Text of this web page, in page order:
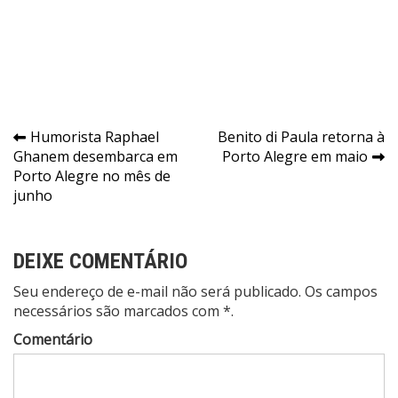
Navegação
de
Post
Humorista Raphael
Ghanem desembarca em
Porto Alegre no mês de
junho
Benito di Paula retorna à
Porto Alegre em maio
DEIXE COMENTÁRIO
Seu endereço de e-mail não será publicado. Os campos
necessários são marcados com *.
Comentário